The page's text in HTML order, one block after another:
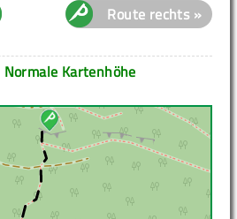
Route rechts »
Normale Kartenhöhe